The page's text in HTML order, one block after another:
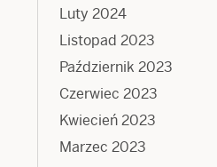
Luty 2024
Listopad 2023
Październik 2023
Czerwiec 2023
Kwiecień 2023
Marzec 2023